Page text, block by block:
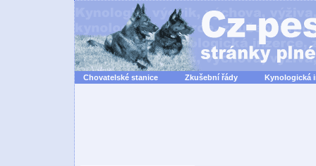
Chovatelské stanice Zkušební řády Kynologická